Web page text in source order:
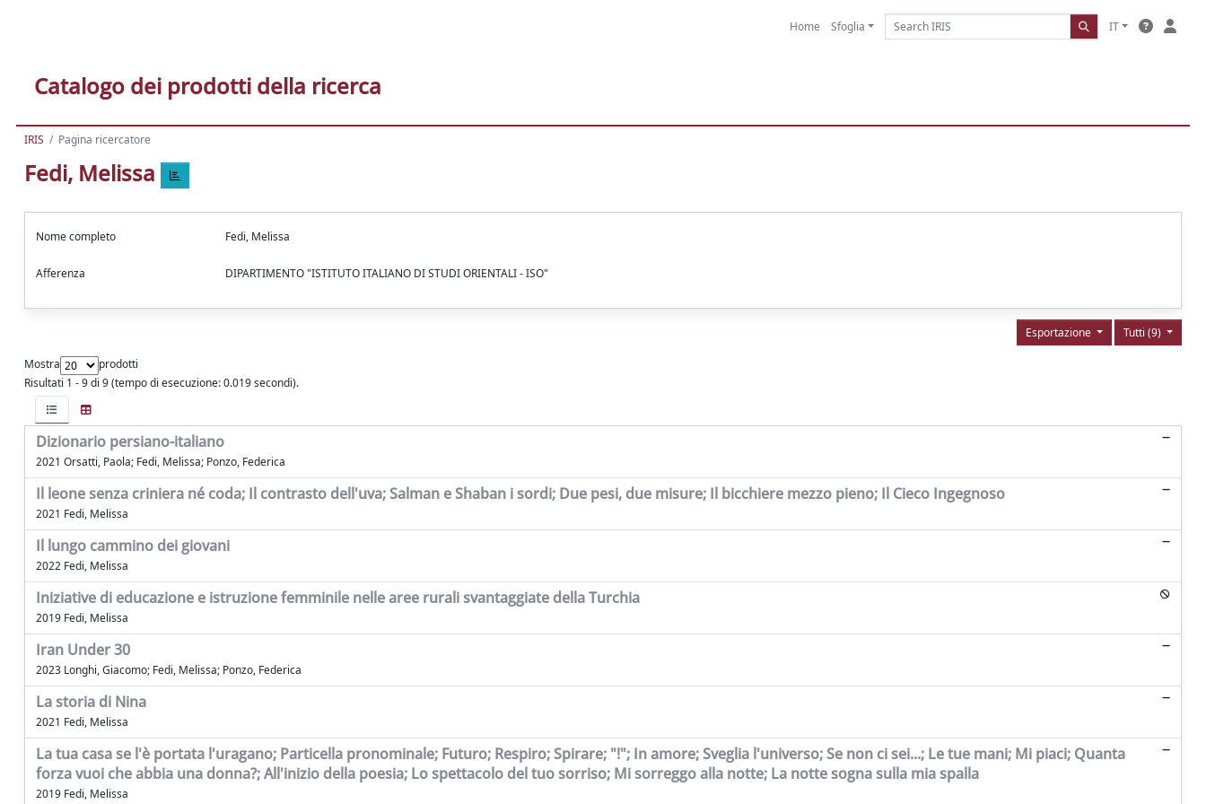
Home Sfoglia IT
Catalogo dei prodotti della ricerca
IRIS Pagina ricercatore
Fedi, Melissa
Nome completo Fedi, Melissa
Afferenza DIPARTIMENTO "ISTITUTO ITALIANO DI STUDI ORIENTALI - ISO"
Tutti (9)
Esportazione
Mostra
prodotti
Risultati 1 - 9 di 9 (tempo di esecuzione: 0.019 secondi).
Dizionario persiano-italiano
2021 Orsatti, Paola; Fedi, Melissa; Ponzo, Federica
Il leone senza criniera né coda; Il contrasto dell'uva; Salman e Shaban i sordi; Due pesi, due misure; Il bicchiere mezzo pieno; Il Cieco Ingegnoso
2021 Fedi, Melissa
Il lungo cammino dei giovani
2022 Fedi, Melissa
Iniziative di educazione e istruzione femminile nelle aree rurali svantaggiate della Turchia
2019 Fedi, Melissa
Iran Under 30
2023 Longhi, Giacomo; Fedi, Melissa; Ponzo, Federica
La storia di Nina
2021 Fedi, Melissa
La tua casa se l'è portata l'uragano; Particella pronominale; Futuro; Respiro; Spirare; "!"; In amore; Sveglia l'universo; Se non ci sei...; Le tue mani; Mi piaci; Quanta
forza vuoi che abbia una donna?; All'inizio della poesia; Lo spettacolo del tuo sorriso; Mi sorreggo alla notte; La notte sogna sulla mia spalla
2019 Fedi, Melissa